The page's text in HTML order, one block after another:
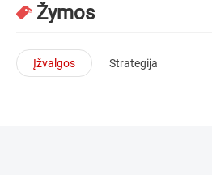
Žymos
Įžvalgos Strategija